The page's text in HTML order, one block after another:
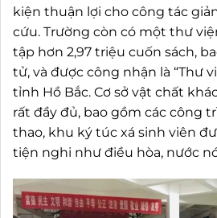
kiện thuận lợi cho công tác
cứu. Trường còn có một thư
tập hơn 2,97 triệu cuốn sách,
tử, và được công nhận là “Thư
tỉnh Hồ Bắc. Cơ sở vật chất
rất đầy đủ, bao gồm các công
thao, khu ký túc xá sinh viên
tiện nghi như điều hòa, nước